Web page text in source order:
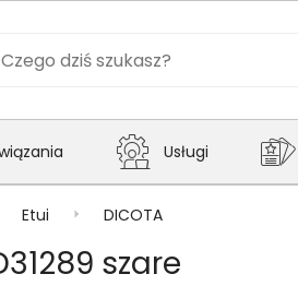
Usługi
Etui DICOTA
szare